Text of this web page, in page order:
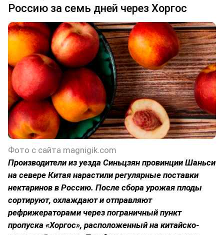
Россию за семь дней через Хоргос
Фото с сайта magnigik.com
Производители из уезда Синьцзян провинции Шаньси
на севере Китая нарастили регулярные поставки
нектаринов в Россию. После сбора урожая плоды
сортируют, охлаждают и отправляют
рефрижераторами через пограничный пункт
пропуска «Хоргос», расположенный на китайско-